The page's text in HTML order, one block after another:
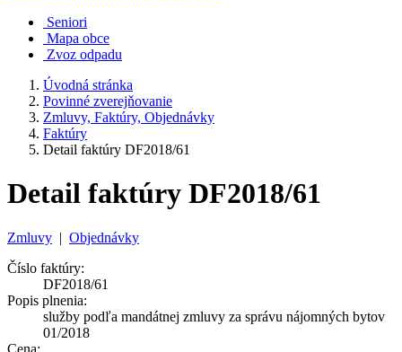
Seniori
Mapa obce
Zvoz odpadu
Úvodná stránka
Povinné zverejňovanie
Zmluvy, Faktúry, Objednávky
Faktúry
Detail faktúry DF2018/61
Detail faktúry DF2018/61
Zmluvy | Objednávky
Číslo faktúry:
DF2018/61
Popis plnenia:
služby podľa mandátnej zmluvy za správu nájomných bytov
01/2018
Cena: